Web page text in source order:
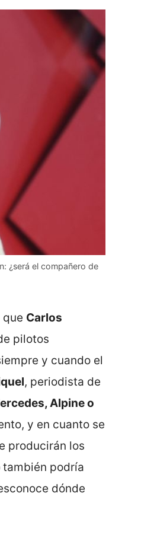
¿será el compañero de
que Carlos
pilotos
y cuando el
, periodista de
Alpine o
y en cuanto se
producirán los
también podría
dónde